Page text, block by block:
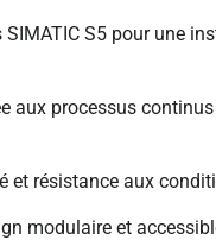
S5 pour une
aux processus
et résistance aux
modulaire et